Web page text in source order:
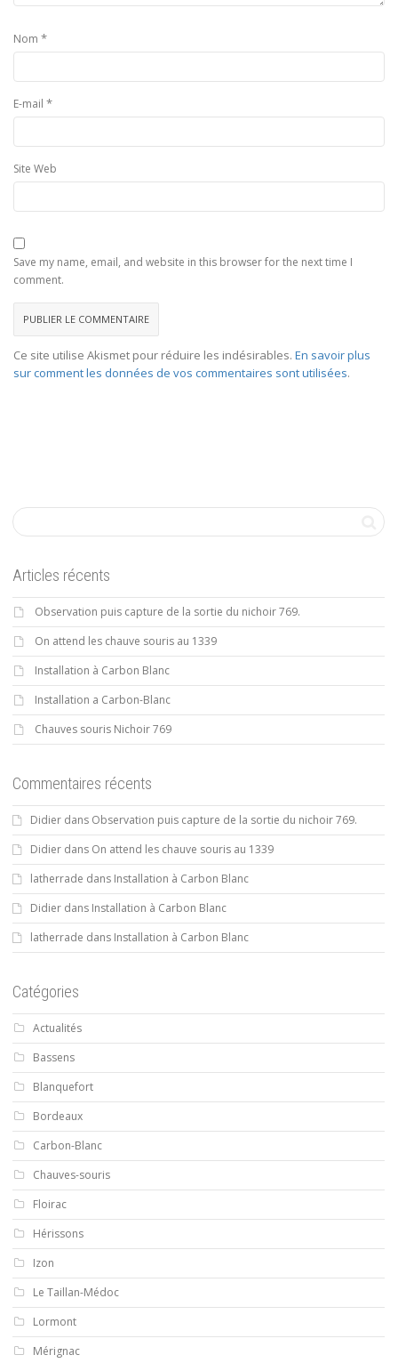
Nom *
E-mail *
Site Web
Save my name, email, and website in this browser for the next time I
comment.
Ce site utilise Akismet pour réduire les indésirables. En savoir plus
sur comment les données de vos commentaires sont utilisées.
Articles récents
Observation puis capture de la sortie du nichoir 769.
On attend les chauve souris au 1339
Installation à Carbon Blanc
Installation a Carbon-Blanc
Chauves souris Nichoir 769
Commentaires récents
Didier dans Observation puis capture de la sortie du nichoir 769.
Didier dans On attend les chauve souris au 1339
latherrade dans Installation à Carbon Blanc
Didier dans Installation à Carbon Blanc
latherrade dans Installation à Carbon Blanc
Catégories
Actualités
Bassens
Blanquefort
Bordeaux
Carbon-Blanc
Chauves-souris
Floirac
Hérissons
Izon
Le Taillan-Médoc
Lormont
Mérignac